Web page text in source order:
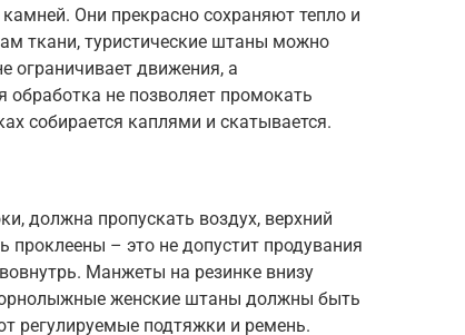
Они прекрасно сохраняют тепло и
ткани, туристические штаны можно
ограничивает движения, а
не позволяет промокать
собирается каплями и скатывается.
должна пропускать воздух, верхний
– это не допустит продувания
Манжеты на резинке внизу
женские штаны должны быть
регулируемые подтяжки и ремень.